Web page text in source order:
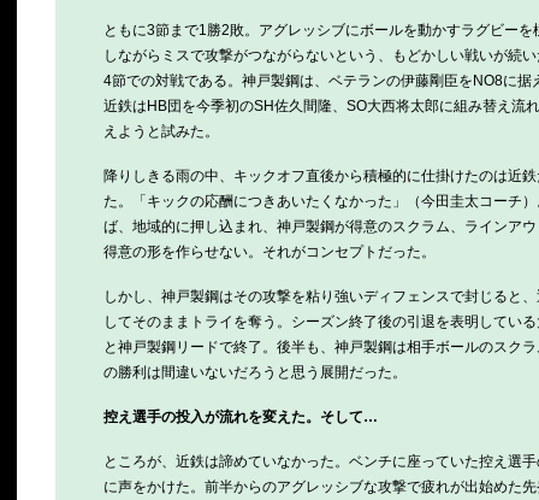
ともに3節まで1勝2敗。アグレッシブにボールを動かすラグビーを
しながらミスで攻撃がつながらないという、もどかしい戦いが続
4節での対戦である。神戸製鋼は、ベテランの伊藤剛臣をNO8に据
近鉄はHB団を今季初のSH佐久間隆、SO大西将太郎に組み替え流
えようと試みた。
降りしきる雨の中、キックオフ直後から積極的に仕掛けたのは近
た。「キックの応酬につきあいたくなかった」（今田圭太コーチ
ば、地域的に押し込まれ、神戸製鋼が得意のスクラム、ラインア
得意の形を作らせない。それがコンセプトだった。
しかし、神戸製鋼はその攻撃を粘り強いディフェンスで封じると
してそのままトライを奪う。シーズン終了後の引退を表明してい
と神戸製鋼リードで終了。後半も、神戸製鋼は相手ボールのスク
の勝利は間違いないだろうと思う展開だった。
控え選手の投入が流れを変えた。そして…
ところが、近鉄は諦めていなかった。ベンチに座っていた控え選
に声をかけた。前半からのアグレッシブな攻撃で疲れが出始めた